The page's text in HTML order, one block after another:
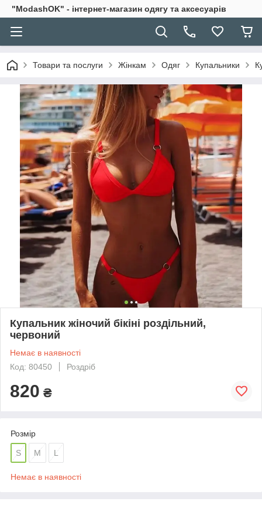
"ModashOK" - інтернет-магазин одягу та аксесуарів
Товари та послуги Жінкам Одяг Купальники
Купальник жіночий бікіні роздільний,
червоний
Немає в наявності
Код: 80450
Роздріб
820 ₴
Розмір
S M L
Немає в наявності